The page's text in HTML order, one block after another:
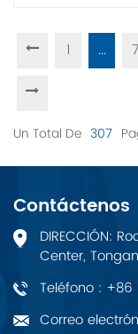
1 ... 7
Un Total De 307
Contáctenos
DIRECCIÓN:
Center,
Teléfono : +86
Correo